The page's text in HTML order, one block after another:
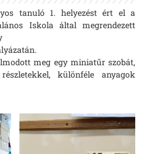
tanuló 1. helyezést ért el a
Iskola által megrendezett
meg egy miniatűr szobát,
különféle anyagok